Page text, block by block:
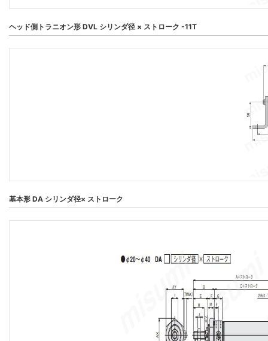
ヘッド側トラニオン形 DVL シリンダ径 × ストローク -11T
基本形 DA シリンダ径× ストローク